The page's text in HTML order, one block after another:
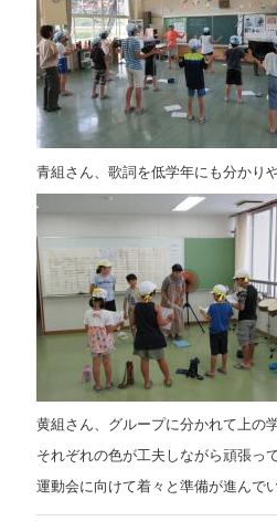
青組さん、歌詞を低学年にも分かり
黄組さん、グループに分かれて上の
それぞれの色が工夫しながら頑張っ
運動会に向けて着々と準備が進んで